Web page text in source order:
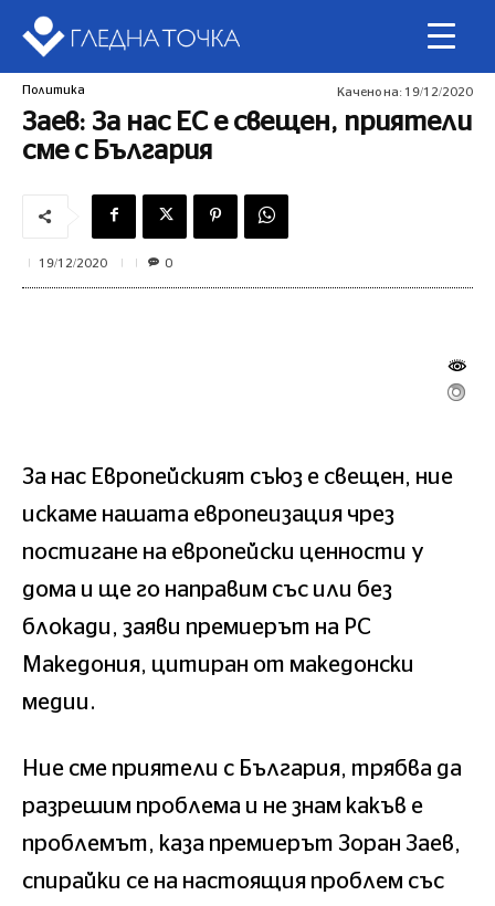
Политика Качено на: 19/12/2020
Заев: За нас ЕС е свещен, приятели
сме с България
19/12/2020 0
За нас Европейският съюз е свещен, ние
искаме нашата европеизация чрез
постигане на европейски ценности у
дома и ще го направим със или без
блокади, заяви премиерът на РС
Македония, цитиран от македонски
медии.
Ние сме приятели с България, трябва да
разрешим проблема и не знам какъв е
проблемът, каза премиерът Зоран Заев,
спирайки се на настоящия проблем със